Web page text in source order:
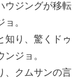
ウジングが移転
。
知り、驚くドゥ
ジョ。
、クムサンの言